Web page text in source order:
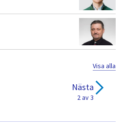
Visa alla
Nästa
2 av 3